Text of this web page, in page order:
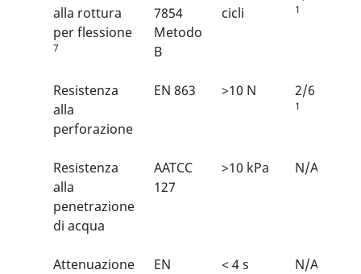
alla rottura
per flessione
7
7854
Metodo
B
cicli
1
Resistenza
alla
perforazione
EN 863 >10 N 2/6
1
Resistenza
alla
penetrazione
di acqua
AATCC
127
>10 kPa N/A
Attenuazione
EN
< 4 s N/A